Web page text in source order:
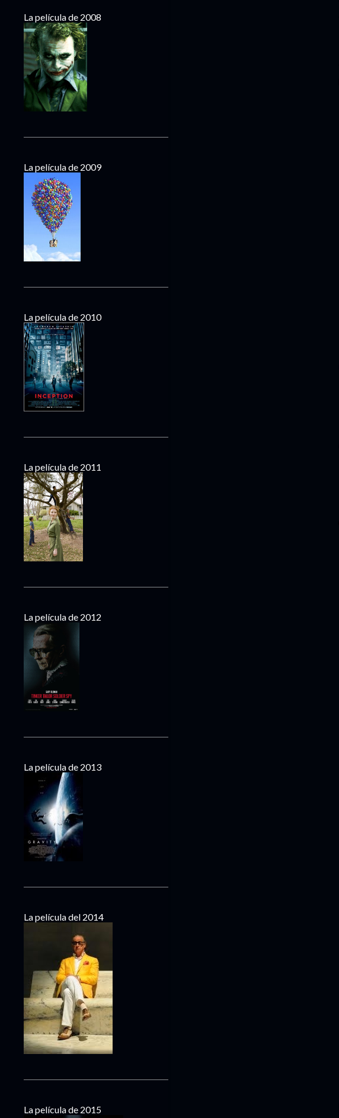
La película de 2008
La película de 2009
La película de 2010
La película de 2011
La película de 2012
La película de 2013
La película del 2014
La película de 2015